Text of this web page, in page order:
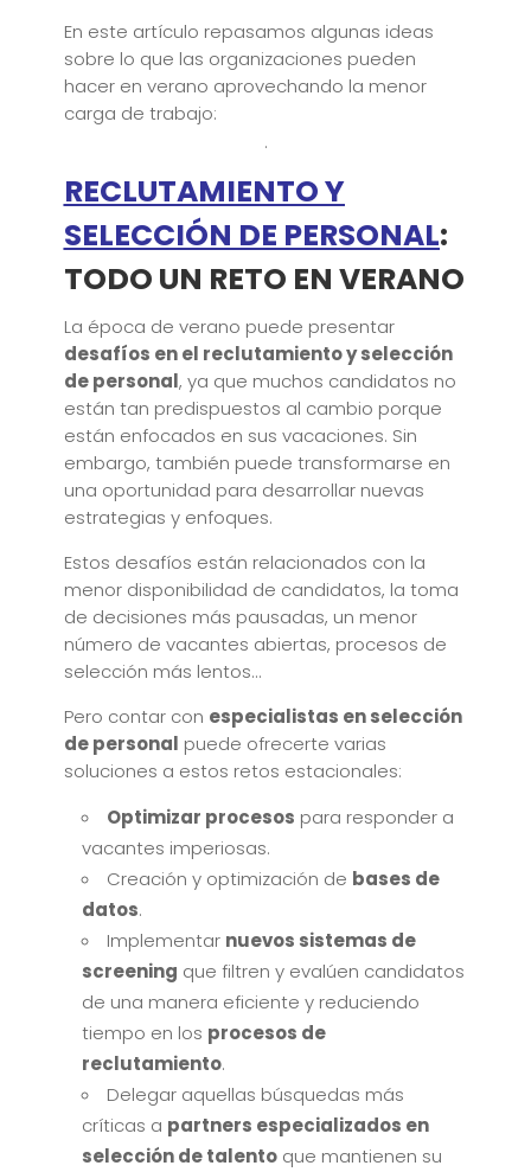
En este artículo repasamos algunas ideas
sobre lo que las organizaciones pueden
hacer en verano aprovechando la menor
carga de trabajo:
.
RECLUTAMIENTO Y
SELECCIÓN DE PERSONAL:
TODO UN RETO EN VERANO
La época de verano puede presentar
desafíos en el reclutamiento y selección
de personal, ya que muchos candidatos no
están tan predispuestos al cambio porque
están enfocados en sus vacaciones. Sin
embargo, también puede transformarse en
una oportunidad para desarrollar nuevas
estrategias y enfoques.
Estos desafíos están relacionados con la
menor disponibilidad de candidatos, la toma
de decisiones más pausadas, un menor
número de vacantes abiertas, procesos de
selección más lentos…
Pero contar con especialistas en selección
de personal puede ofrecerte varias
soluciones a estos retos estacionales:
Optimizar procesos para responder a
vacantes imperiosas.
Creación y optimización de bases de
datos.
Implementar nuevos sistemas de
screening que filtren y evalúen candidatos
de una manera eficiente y reduciendo
tiempo en los procesos de
reclutamiento.
Delegar aquellas búsquedas más
críticas a partners especializados en
selección de talentoque mantienen su